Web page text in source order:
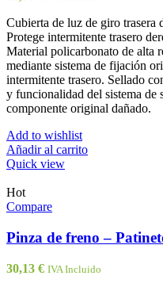
Cubierta de luz de giro trasera
Protege intermitente trasero
Material policarbonato de alta
mediante sistema de fijación
intermitente trasero. Sellado
y funcionalidad del sistema de
componente original dañado.
Add to wishlist
Añadir al carrito
Quick view
Hot
Compare
Pinza de freno –
30,13 € IVA Incluido